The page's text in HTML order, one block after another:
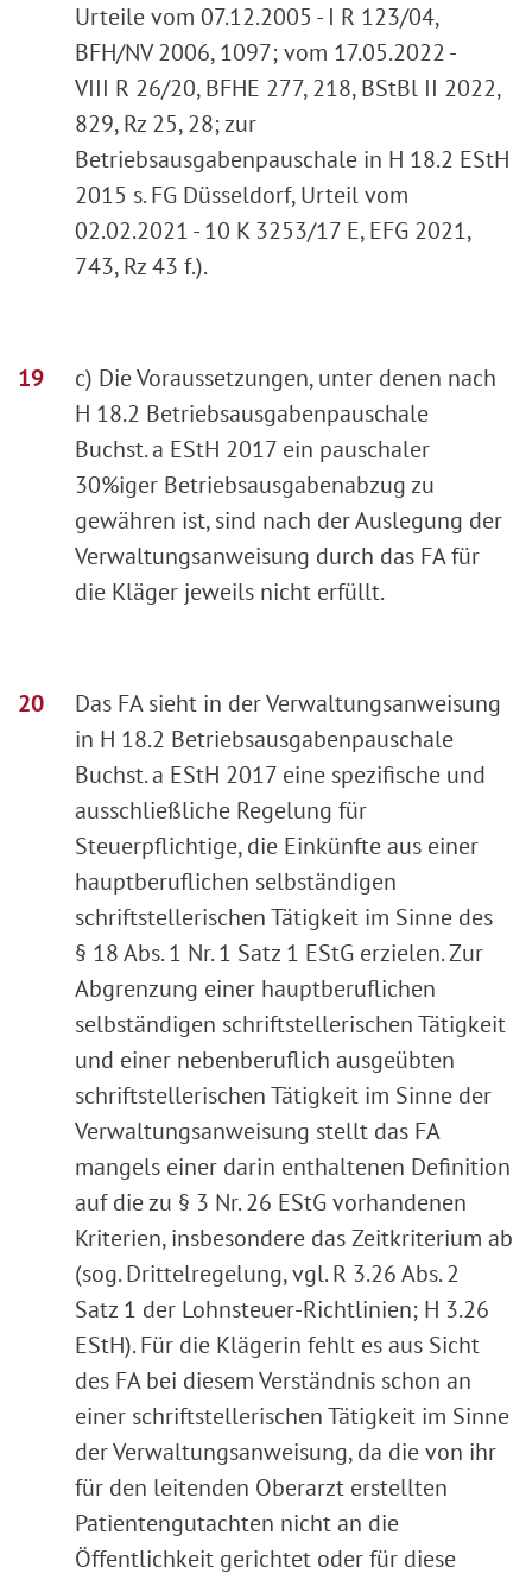
Urteile vom 07.12.2005 - I R 123/04,
BFH/NV 2006, 1097; vom 17.05.2022 -
VIII R 26/20, BFHE 277, 218, BStBl II 2022,
829, Rz 25, 28; zur
Betriebsausgabenpauschale in H 18.2 EStH
2015 s. FG Düsseldorf, Urteil vom
02.02.2021 - 10 K 3253/17 E, EFG 2021,
743, Rz 43 f.).
c) Die Voraussetzungen, unter denen nach
H 18.2 Betriebsausgabenpauschale
Buchst. a EStH 2017 ein pauschaler
30%iger Betriebsausgabenabzug zu
gewähren ist, sind nach der Auslegung der
Verwaltungsanweisung durch das FA für
die Kläger jeweils nicht erfüllt.
Das FA sieht in der Verwaltungsanweisung
in H 18.2 Betriebsausgabenpauschale
Buchst. a EStH 2017 eine spezifische und
ausschließliche Regelung für
Steuerpflichtige, die Einkünfte aus einer
hauptberuflichen selbständigen
schriftstellerischen Tätigkeit im Sinne des
§ 18 Abs. 1 Nr. 1 Satz 1 EStG erzielen. Zur
Abgrenzung einer hauptberuflichen
selbständigen schriftstellerischen Tätigkeit
und einer nebenberuflich ausgeübten
schriftstellerischen Tätigkeit im Sinne der
Verwaltungsanweisung stellt das FA
mangels einer darin enthaltenen Definition
auf die zu § 3 Nr. 26 EStG vorhandenen
Kriterien, insbesondere das Zeitkriterium ab
(sog. Drittelregelung, vgl. R 3.26 Abs. 2
Satz 1 der Lohnsteuer-Richtlinien; H 3.26
EStH). Für die Klägerin fehlt es aus Sicht
des FA bei diesem Verständnis schon an
einer schriftstellerischen Tätigkeit im Sinne
der Verwaltungsanweisung, da die von ihr
für den leitenden Oberarzt erstellten
Patientengutachten nicht an die
Öffentlichkeit gerichtet oder für diese